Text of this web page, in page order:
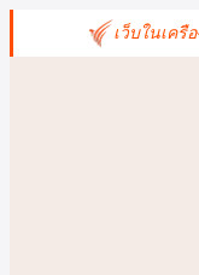
ไป
เว็บในเครือ